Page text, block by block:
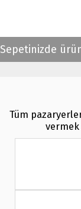
Sepetinizde
Tüm
vermek